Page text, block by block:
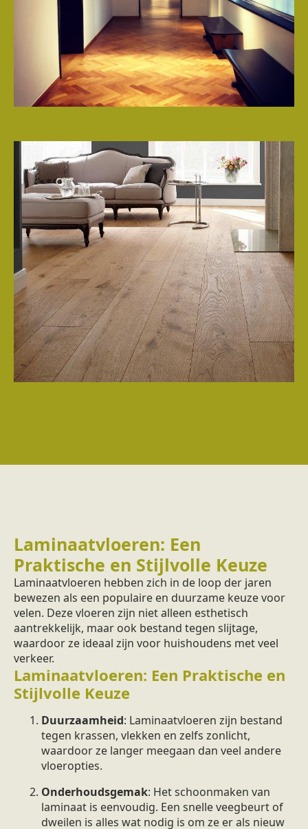
Laminaatvloeren: Een
Praktische en Stijlvolle Keuze
Laminaatvloeren hebben zich in de loop der jaren
bewezen als een populaire en duurzame keuze voor
velen. Deze vloeren zijn niet alleen esthetisch
aantrekkelijk, maar ook bestand tegen slijtage,
waardoor ze ideaal zijn voor huishoudens met veel
verkeer.
Laminaatvloeren: Een Praktische en
Stijlvolle Keuze
Duurzaamheid: Laminaatvloeren zijn bestand
tegen krassen, vlekken en zelfs zonlicht,
waardoor ze langer meegaan dan veel andere
vloeropties.
Onderhoudsgemak: Het schoonmaken van
laminaat is eenvoudig. Een snelle veegbeurt of
dweilen is alles wat nodig is om ze er als nieuw